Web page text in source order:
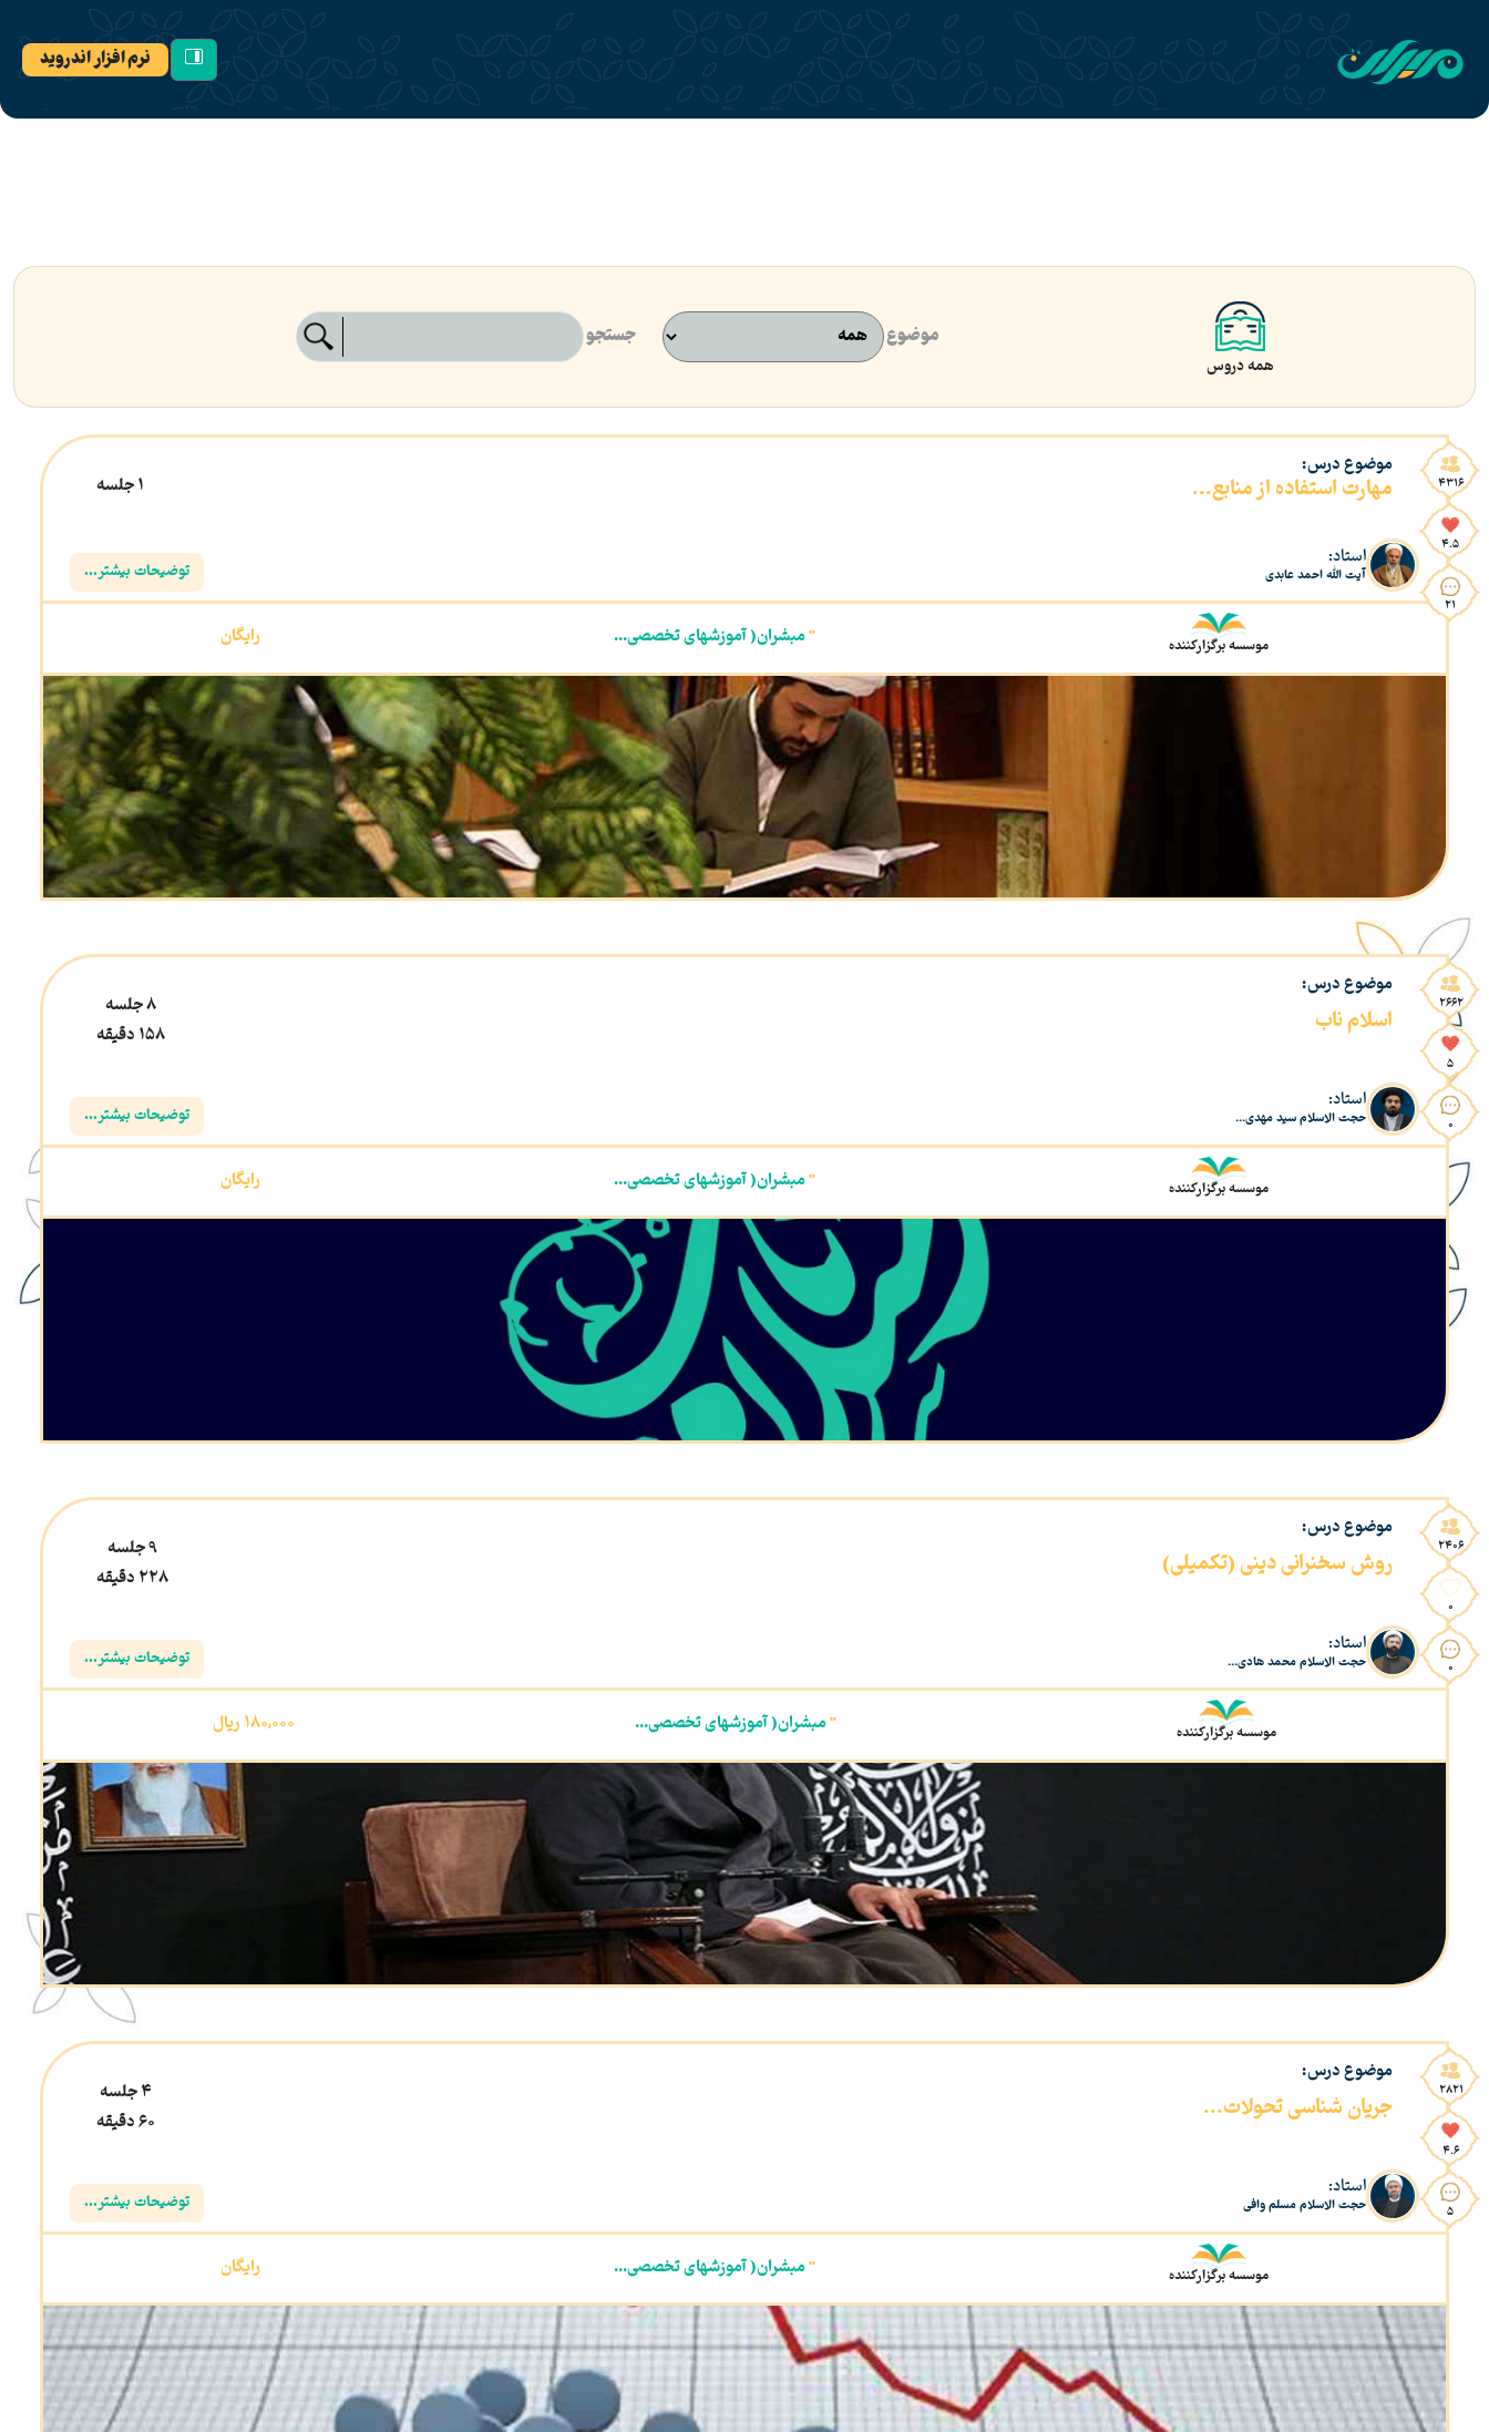
نرم افزار اندروید
همه دروس
موضوع جستجو
4316
4.5
21
موضوع درس:
مهارت استفاده از منابع... 1 جلسه
استاد:
آیت الله احمد عابدی توضیحات بیشتر...
موسسه برگزارکننده "مبشران( آموزشهای تخصصی... رایگان
2662
5
0
موضوع درس:
اسلام ناب
8 جلسه
158 دقیقه
استاد:
حجت الاسلام سید مهدی... توضیحات بیشتر...
موسسه برگزارکننده "مبشران( آموزشهای تخصصی... رایگان
2406
0
0
موضوع درس:
روش سخنرانی دینی (تکمیلی)
9 جلسه
228 دقیقه
استاد:
حجت الاسلام محمد هادی... توضیحات بیشتر...
موسسه برگزارکننده "مبشران( آموزشهای تخصصی... 180,000 ريال
2821
4.6
5
موضوع درس:
جریان شناسی تحولات...
4 جلسه
60 دقیقه
استاد:
حجت الاسلام مسلم وافی توضیحات بیشتر...
موسسه برگزارکننده "مبشران( آموزشهای تخصصی... رایگان